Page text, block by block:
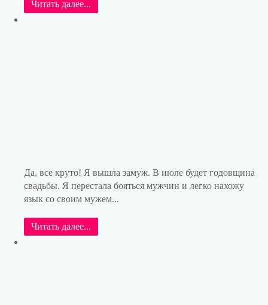
Читать далее...
Да, все круто! Я вышла замуж. В июле будет годовщина
свадьбы. Я перестала бояться мужчин и легко нахожу
язык со своим мужем...
Читать далее...